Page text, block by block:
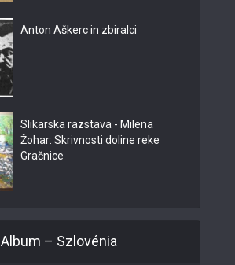
Anton Aškerc in zbiralci
Slikarska razstava - Milena
Žohar: Skrivnosti doline reke
Gračnice
Album – Szlovénia